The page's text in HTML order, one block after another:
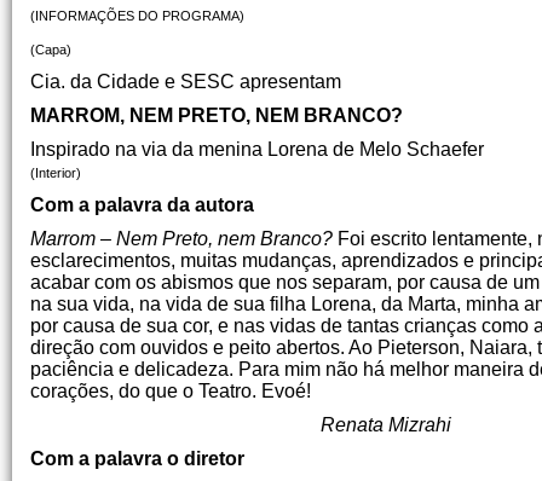
(INFORMAÇÕES DO PROGRAMA)
(Capa)
Cia. da Cidade e SESC apresentam
MARROM, NEM PRETO, NEM BRANCO?
Inspirado na via da menina Lorena de Melo Schaefer
(Interior)
Com a palavra da autora
Marrom – Nem Preto, nem Branco? Foi escrito lentamente,
esclarecimentos, muitas mudanças, aprendizados e
acabar com os abismos que nos separam, por causa de
na sua vida, na vida de sua filha Lorena, da Marta, minha
por causa de sua cor, e nas vidas de tantas crianças
direção com ouvidos e peito abertos. Ao Pieterson,
paciência e delicadeza. Para mim não há melhor maneira
corações, do que o Teatro. Evoé!
Renata Mizrahi
Com a palavra o diretor